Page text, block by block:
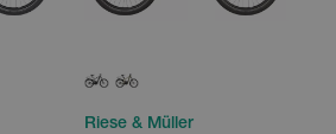
Riese & Müller